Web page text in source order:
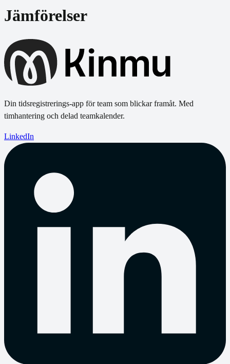
Jämförelser
Din tidsregistrerings-app för team som blickar framåt. Med
timhantering och delad teamkalender.
LinkedIn